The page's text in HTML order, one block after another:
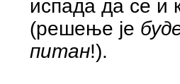
испада да се и
(решење је
питан!).